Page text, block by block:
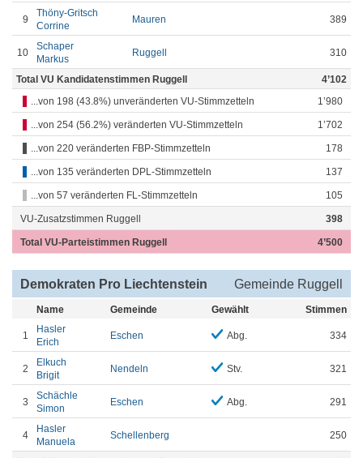
9
Thöny-Gritsch
Corrine
Mauren 389
10
Schaper
Markus
Ruggell 310
Total VU Kandidatenstimmen Ruggell
4’102
...von 198 (43.8%) unveränderten VU-Stimmzetteln
1’980
...von 254 (56.2%) veränderten VU-Stimmzetteln 1’702
...von 220 veränderten FBP-Stimmzetteln 178
...von 135 veränderten DPL-Stimmzetteln 137
...von 57 veränderten FL-Stimmzetteln 105
VU-Zusatzstimmen Ruggell 398
Total VU-Parteistimmen Ruggell 4’500
Demokraten Pro Liechtenstein Gemeinde Ruggell
Name Gemeinde Gewählt Stimmen
1
Hasler
Erich
Eschen Abg. 334
2
Elkuch
Brigit
Nendeln Stv. 321
3
Schächle
Simon
Eschen Abg. 291
4
Hasler
Manuela
Schellenberg 250